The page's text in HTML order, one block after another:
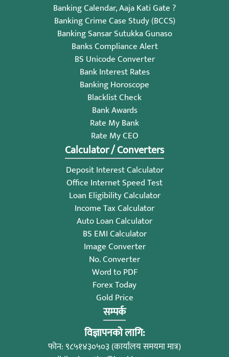
Banking Calendar, Aaja Kati Gate ?
Banking Crime Case Study (BCCS)
Banking Sansar Sutukka Gunaso
Banks Compliance Alert
BS Unicode Converter
Bank Interest Rates
Banking Horoscope
Blacklist Check
Bank Awards
Rate My Bank
Rate My CEO
Calculator / Converters
Deposit Interest Calculator
Office Internet Speed Test
Loan Eligibility Calculator
Income Tax Calculator
Auto Loan Calculator
BS EMI Calculator
Image Converter
No. Converter
Word to PDF
Forex Today
Gold Price
सम्पर्क
विज्ञापनको लागि:
फोन: ९८५१४३०५०३ (कार्यालय समयमा मात्र)